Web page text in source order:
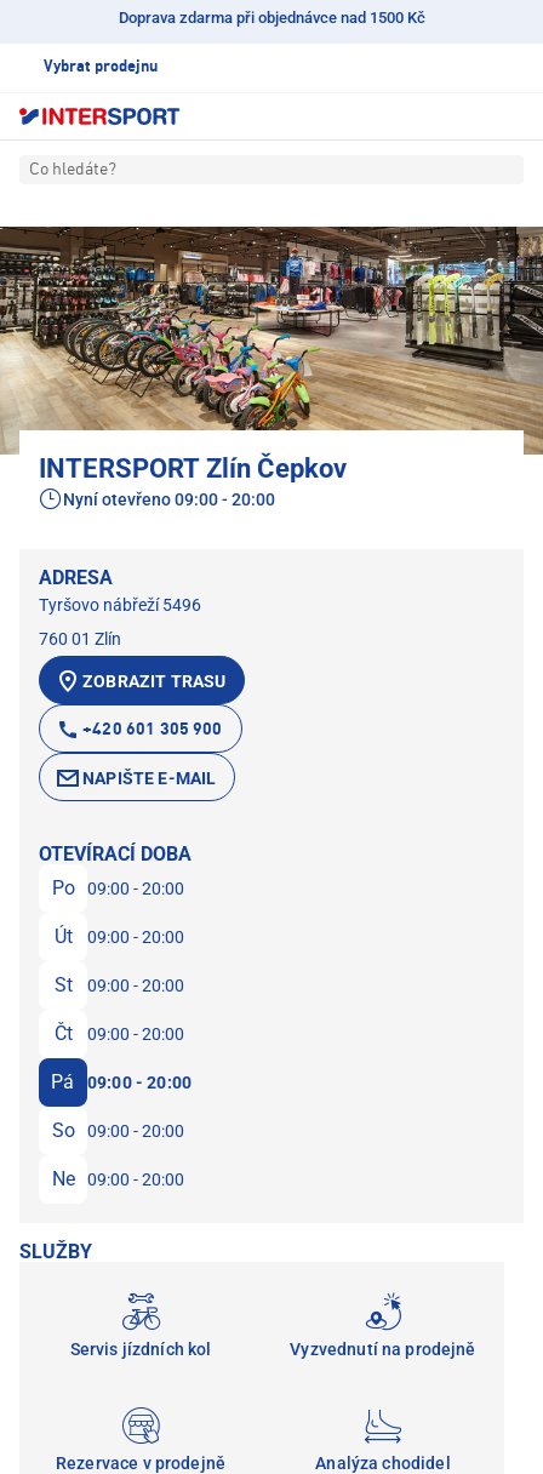
Doprava zdarma při objednávce nad 1500 Kč
Vybrat prodejnu
Co hledáte?
INTERSPORT Zlín Čepkov
Nyní otevřeno09:00 - 20:00
ADRESA
Tyršovo nábřeží 5496
760 01 Zlín
ZOBRAZIT TRASU
+420 601 305 900
NAPIŠTE E-MAIL
OTEVÍRACÍ DOBA
Po
09:00 - 20:00
Út 09:00 - 20:00
St 09:00 - 20:00
Čt 09:00 - 20:00
Pá 09:00 - 20:00
So 09:00 - 20:00
Ne 09:00 - 20:00
SLUŽBY
Servis jízdních kol Vyzvednutí na prodejně
Rezervace v prodejně Analýza chodidel